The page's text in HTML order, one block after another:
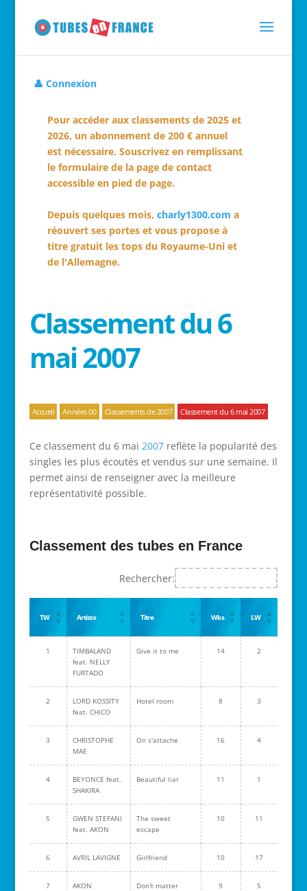
👤 Connexion
Pour accéder aux classements de 2025 et
2026, un abonnement de 200 € annuel
est nécessaire. Souscrivez en remplissant
le formulaire de la page de contact
accessible en pied de page.
Depuis quelques mois, charly1300.com a
réouvert ses portes et vous propose à
titre gratuit les tops du Royaume-Uni et
de l'Allemagne.
Classement du 6
mai 2007
Accueil Années 00 Classements de 2007 Classement du 6 mai 2007
Ce classement du 6 mai 2007reflète la popularité des
singles les plus écoutés et vendus sur une semaine. Il
permet ainsi de renseigner avec la meilleure
représentativité possible.
Classement des tubes en France
Rechercher:
TW Artiste Titre Wks LW
1
TIMBALAND
feat. NELLY
FURTADO
Give it to me 14 2
2
LORD KOSSITY
feat. CHICO
Hotel room 8 3
3
CHRISTOPHE
MAE
On s'attache 16 4
4
BEYONCE feat.
SHAKIRA
Beautiful liar 11 1
5
GWEN STEFANI
feat. AKON
The sweet
escape
10 11
6 AVRIL LAVIGNE Girlfriend 10 17
7 AKON Don't matter 9 5